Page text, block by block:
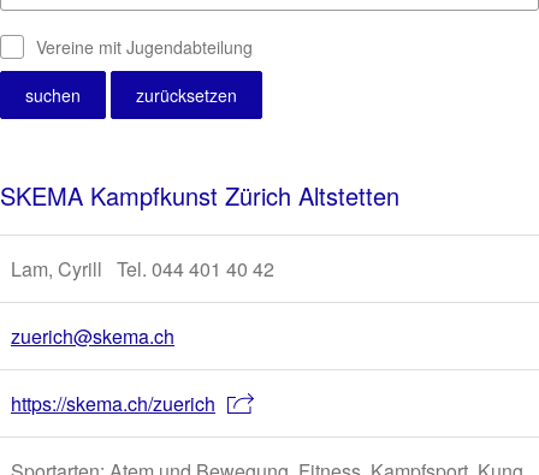
Vereine mit Jugendabteilung
SKEMA Kampfkunst Zürich Altstetten
Lam, Cyrill Tel. 044 401 40 42
zuerich@skema.ch
https://skema.ch/zuerich